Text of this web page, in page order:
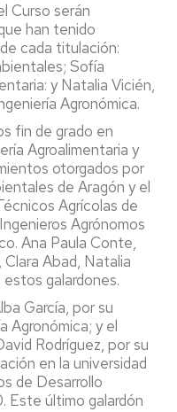
Curso serán
han tenido
cada titulación:
Sofía
y Natalia Vicién,
Agronómica.
fin de grado en
Agroalimentaria y
otorgados por
de Aragón y el
Agrícolas de
Agrónomos
Ana Paula Conte,
Abad, Natalia
galardones.
García, por su
Agronómica; y el
Rodríguez, por su
en la universidad
de Desarrollo
Este último galardón